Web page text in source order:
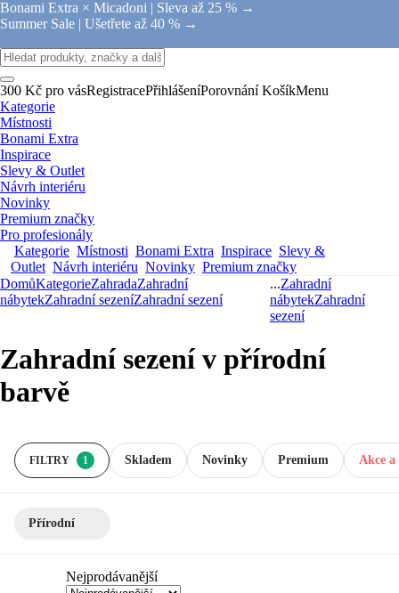
Bonami Extra × Micadoni | Sleva až 25 % →
Summer Sale | Ušetřete až 40 % →
300 Kč pro vásRegistracePřihlášeníPorovnání KošíkMenu
Kategorie
Místnosti
Bonami Extra
Inspirace
Slevy & Outlet
Návrh interiéru
Novinky
Premium značky
Pro profesionály
Kategorie Místnosti Bonami Extra Inspirace Slevy &
Outlet Návrh interiéru Novinky Premium značky
DomůKategorieZahradaZahradní
nábytekZahradní sezeníZahradní sezení
...Zahradní
nábytekZahradní
sezení
Zahradní sezení v přírodní
barvě
FILTRY 1 Skladem Premium Akce a
Novinky
Přírodní
Nejprodávanější